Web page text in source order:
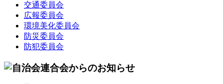
交通委員会
広報委員会
環境美化委員会
防災委員会
防犯委員会